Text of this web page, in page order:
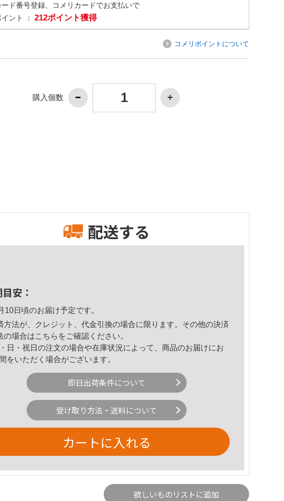
ード番号登録、コメリカードでお支払いで
ント ： 212ポイント獲得
コメリポイントについて
購入個数
配送する
安：
10日頃のお届け予定です。
方法が、クレジット、代金引換の場合に限ります。その他の決済
の場合はこちら をご確認ください。
日・祝日の注文の場合や在庫状況によって、商品のお届けにお
をいただく場合がございます。
即日出荷条件について
受け取り方法・送料について
カートに入れる
欲しいものリストに追加